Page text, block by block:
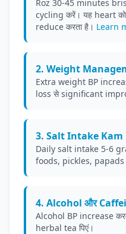
Roz 30-45 minutes
cycling करें। यह heart को
reduce करता है। Learn
2. Weight
Extra weight BP
loss से significant
3. Salt Intake Kam
Daily salt intake 5-6
foods, pickles, papads
4. Alcohol और
Alcohol BP increase
herbal tea पिएं।